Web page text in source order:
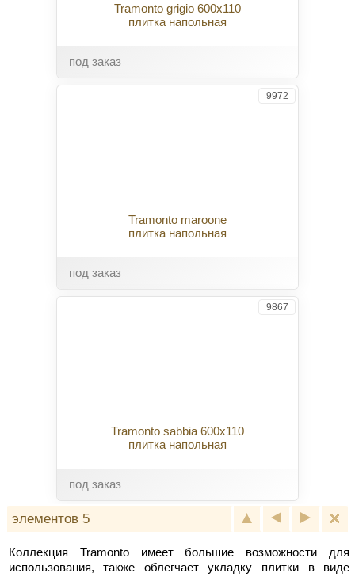
Tramonto grigio 600x110
плитка напольная
под заказ
9972
Tramonto maroone
плитка напольная
под заказ
9867
Tramonto sabbia 600x110
плитка напольная
под заказ
элементов 5
Коллекция Tramonto имеет большие возможности для
использования, также облегчает укладку плитки в виде